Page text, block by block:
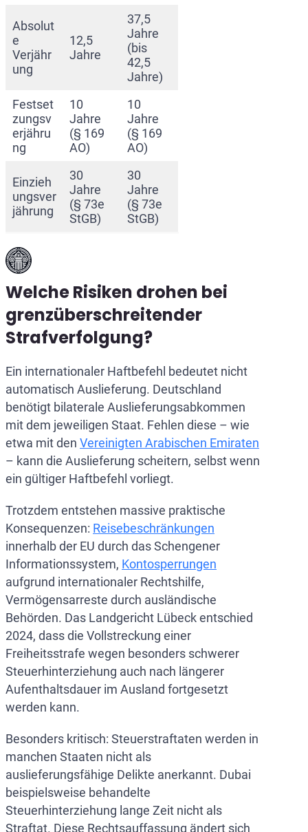
Absolut
e
Verjähr
ung
12,5
Jahre
37,5
Jahre
(bis
42,5
Jahre)
Festset
zungsv
erjähru
ng
10
Jahre
(§ 169
AO)
10
Jahre
(§ 169
AO)
Einzieh
ungsver
jährung
30
Jahre
(§ 73e
StGB)
30
Jahre
(§ 73e
StGB)
Welche Risiken drohen bei
grenzüberschreitender
Strafverfolgung?
Ein internationaler Haftbefehl bedeutet nicht
automatisch Auslieferung. Deutschland
benötigt bilaterale Auslieferungsabkommen
mit dem jeweiligen Staat. Fehlen diese – wie
etwa mit den Vereinigten Arabischen Emiraten
– kann die Auslieferung scheitern, selbst wenn
ein gültiger Haftbefehl vorliegt.
Trotzdem entstehen massive praktische
Konsequenzen: Reisebeschränkungen
innerhalb der EU durch das Schengener
Informationssystem, Kontosperrungen
aufgrund internationaler Rechtshilfe,
Vermögensarreste durch ausländische
Behörden. Das Landgericht Lübeck entschied
2024, dass die Vollstreckung einer
Freiheitsstrafe wegen besonders schwerer
Steuerhinterziehung auch nach längerer
Aufenthaltsdauer im Ausland fortgesetzt
werden kann.
Besonders kritisch: Steuerstraftaten werden in
manchen Staaten nicht als
auslieferungsfähige Delikte anerkannt. Dubai
beispielsweise behandelte
Steuerhinterziehung lange Zeit nicht als
Straftat. Diese Rechtsauffassung ändert sich